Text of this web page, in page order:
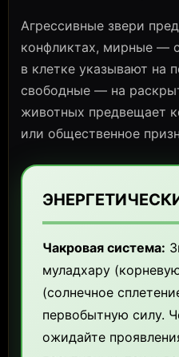
Агрессивные звери
конфликтах, мирные —
в клетке указывают на
свободные — на
животных предвещает
или общественное
Чакровая система:
муладхару
(солнечное
первобытную силу.
ожидайте